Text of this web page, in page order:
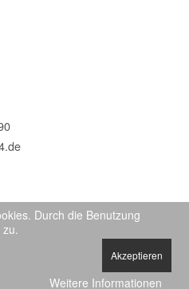
Durch die Benutzung
Akzeptieren
Weitere Informationen